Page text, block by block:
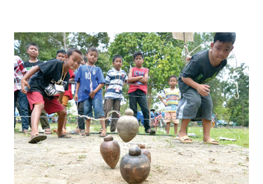
kapitalisme. Kita cenderung jarang berpikir dan merasa,
atau bahkan merenung tentang hakikat cinta dan justru
menempuh cara-cara yang menjauhi nilai-nilai holistik dari
cinta. Kedalaman hidup, makna cinta sejati, sulit ditemukan
dalam manusia kapitalis jika tidak ada perjuangan yang
konsisten menuju sistem lain. Karena mereka tidak bisa
berpikir banyak di luar hubungan kepemilikan pribadi serta
upaya-upaya dan tindakan-tindakan untuk mengatur
hubungan pertukaran ...